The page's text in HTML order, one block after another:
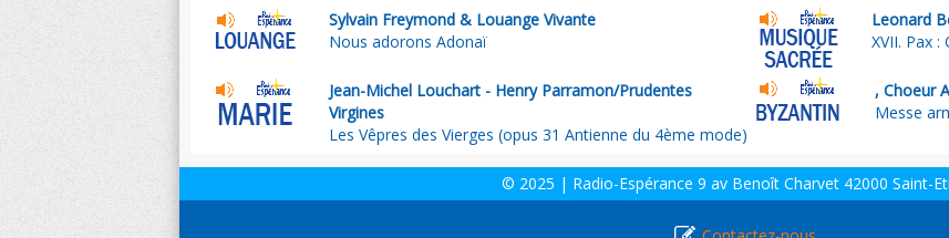
Sylvain Freymond & Louange Vivante
Nous adorons Adonaï
Leonard
XVII. Pax
Jean-Michel Louchart - Henry Parramon/Prudentes
Virgines
Les Vêpres des Vierges (opus 31 Antienne du 4ème mode)
, Choeur
Messe
© 2025 | Radio-Espérance 9 av Benoît Charvet 42000 Saint-